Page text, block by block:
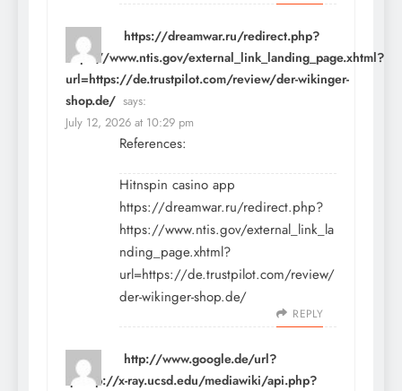
https://dreamwar.ru/redirect.php?
https://www.ntis.gov/external_link_landing_page.xhtml?
url=https://de.trustpilot.com/review/der-wikinger-
shop.de/ says:
July 12, 2026 at 10:29 pm
References:
Hitnspin casino app
https://dreamwar.ru/redirect.php?
https://www.ntis.gov/external_link_la
nding_page.xhtml?
url=https://de.trustpilot.com/review/
der-wikinger-shop.de/
REPLY
http://www.google.de/url?
q=http://x-ray.ucsd.edu/mediawiki/api.php?